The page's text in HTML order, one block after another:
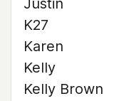
Justin
K27
Karen
Kelly
Kelly Brown